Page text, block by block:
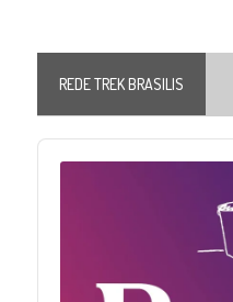
REDE TREK BRASILIS
Audio
Player